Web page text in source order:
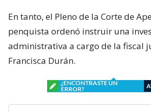
En tanto, el Pleno de la Corte de
penquista ordenó instruir una
administrativa a cargo de la fiscal
Francisca Durán.
¿ENCONTRASTE UN
ERROR?